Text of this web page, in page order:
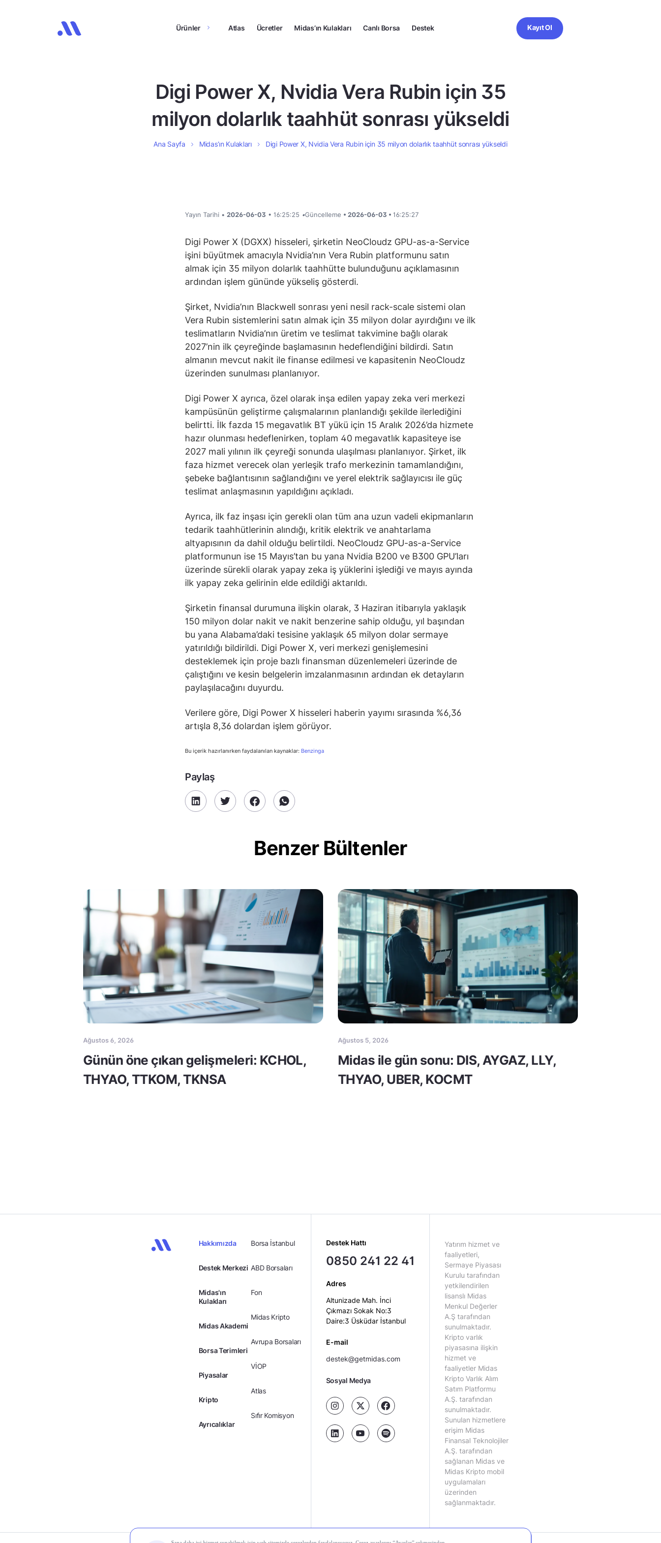
Ürünler Atlas Ücretler Midas’ın Kulakları Canlı Borsa Destek Kayıt Ol
Digi Power X, Nvidia Vera Rubin için 35
milyon dolarlık taahhüt sonrası yükseldi
Ana Sayfa Midas’ın Kulakları Digi Power X, Nvidia Vera Rubin için 35 milyon dolarlık taahhüt sonrası yükseldi
Yayın Tarihi • 2026-06-03 • 16:25:25 •Güncelleme • 2026-06-03 • 16:25:27
Digi Power X (DGXX) hisseleri, şirketin NeoCloudz GPU-as-a-Service
işini büyütmek amacıyla Nvidia’nın Vera Rubin platformunu satın
almak için 35 milyon dolarlık taahhütte bulunduğunu açıklamasının
ardından işlem gününde yükseliş gösterdi.
Şirket, Nvidia’nın Blackwell sonrası yeni nesil rack-scale sistemi olan
Vera Rubin sistemlerini satın almak için 35 milyon dolar ayırdığını ve ilk
teslimatların Nvidia’nın üretim ve teslimat takvimine bağlı olarak
2027’nin ilk çeyreğinde başlamasının hedeflendiğini bildirdi. Satın
almanın mevcut nakit ile finanse edilmesi ve kapasitenin NeoCloudz
üzerinden sunulması planlanıyor.
Digi Power X ayrıca, özel olarak inşa edilen yapay zeka veri merkezi
kampüsünün geliştirme çalışmalarının planlandığı şekilde ilerlediğini
belirtti. İlk fazda 15 megavatlık BT yükü için 15 Aralık 2026’da hizmete
hazır olunması hedeflenirken, toplam 40 megavatlık kapasiteye ise
2027 mali yılının ilk çeyreği sonunda ulaşılması planlanıyor. Şirket, ilk
faza hizmet verecek olan yerleşik trafo merkezinin tamamlandığını,
şebeke bağlantısının sağlandığını ve yerel elektrik sağlayıcısı ile güç
teslimat anlaşmasının yapıldığını açıkladı.
Ayrıca, ilk faz inşası için gerekli olan tüm ana uzun vadeli ekipmanların
tedarik taahhütlerinin alındığı, kritik elektrik ve anahtarlama
altyapısının da dahil olduğu belirtildi. NeoCloudz GPU-as-a-Service
platformunun ise 15 Mayıs’tan bu yana Nvidia B200 ve B300 GPU’ları
üzerinde sürekli olarak yapay zeka iş yüklerini işlediği ve mayıs ayında
ilk yapay zeka gelirinin elde edildiği aktarıldı.
Şirketin finansal durumuna ilişkin olarak, 3 Haziran itibarıyla yaklaşık
150 milyon dolar nakit ve nakit benzerine sahip olduğu, yıl başından
bu yana Alabama’daki tesisine yaklaşık 65 milyon dolar sermaye
yatırıldığı bildirildi. Digi Power X, veri merkezi genişlemesini
desteklemek için proje bazlı finansman düzenlemeleri üzerinde de
çalıştığını ve kesin belgelerin imzalanmasının ardından ek detayların
paylaşılacağını duyurdu.
Verilere göre, Digi Power X hisseleri haberin yayımı sırasında %6,36
artışla 8,36 dolardan işlem görüyor.
Bu içerik hazırlanırken faydalanılan kaynaklar: Benzinga
Paylaş
Benzer Bültenler
Ağustos 6, 2026
Günün öne çıkan gelişmeleri: KCHOL,
THYAO, TTKOM, TKNSA
Ağustos 5, 2026
Midas ile gün sonu: DIS, AYGAZ, LLY,
THYAO, UBER, KOCMT
Hakkımızda
Destek Merkezi
Midas'ın
Kulakları
Midas Akademi
Borsa Terimleri
Piyasalar
Kripto
Ayrıcalıklar
Borsa İstanbul
ABD Borsaları
Fon
Midas Kripto
Avrupa Borsaları
VİOP
Atlas
Sıfır Komisyon
Destek Hattı
0850 241 22 41
Adres
Altunizade Mah. İnci
Çıkmazı Sokak No:3
Daire:3 Üsküdar İstanbul
E-mail
destek@getmidas.com
Sosyal Medya
Yatırım hizmet ve
faaliyetleri,
Sermaye Piyasası
Kurulu tarafından
yetkilendirilen
lisanslı Midas
Menkul Değerler
A.Ş tarafından
sunulmaktadır.
Kripto varlık
piyasasına ilişkin
hizmet ve
faaliyetler Midas
Kripto Varlık Alım
Satım Platformu
A.Ş. tarafından
sunulmaktadır.
Sunulan hizmetlere
erişim Midas
Finansal Teknolojiler
A.Ş. tarafından
sağlanan Midas ve
Midas Kripto mobil
uygulamaları
üzerinden
sağlanmaktadır.